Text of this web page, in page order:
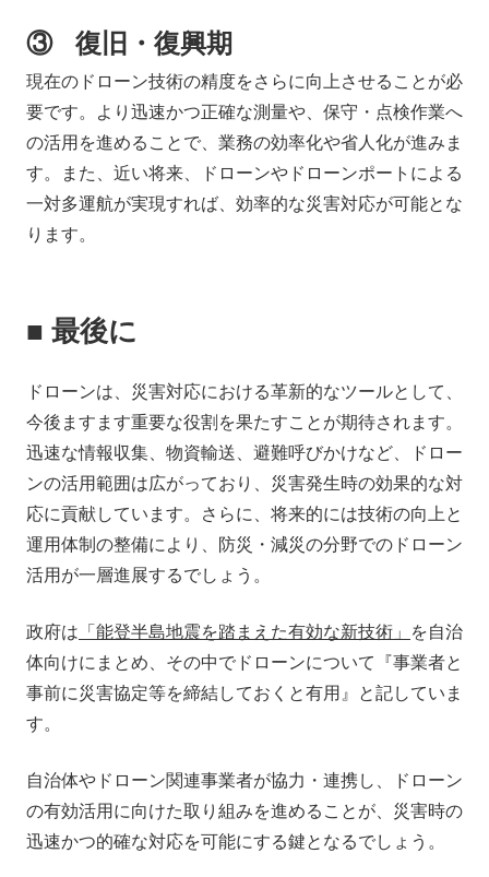
③ 復旧・復興期
現在のドローン技術の精度をさらに向上させることが必
要です。より迅速かつ正確な測量や、保守・点検作業へ
の活用を進めることで、業務の効率化や省人化が進みま
す。また、近い将来、ドローンやドローンポートによる
一対多運航が実現すれば、効率的な災害対応が可能とな
ります。
■ 最後に
ドローンは、災害対応における革新的なツールとして、
今後ますます重要な役割を果たすことが期待されます。
迅速な情報収集、物資輸送、避難呼びかけなど、ドロー
ンの活用範囲は広がっており、災害発生時の効果的な対
応に貢献しています。さらに、将来的には技術の向上と
運用体制の整備により、防災・減災の分野でのドローン
活用が一層進展するでしょう。
政府は 「能登半島地震を踏まえた有効な新技術」 を自治
体向けにまとめ、その中でドローンについて『事業者と
事前に災害協定等を締結しておくと有用』と記していま
す。
自治体やドローン関連事業者が協力・連携し、ドローン
の有効活用に向けた取り組みを進めることが、災害時の
迅速かつ的確な対応を可能にする鍵となるでしょう。